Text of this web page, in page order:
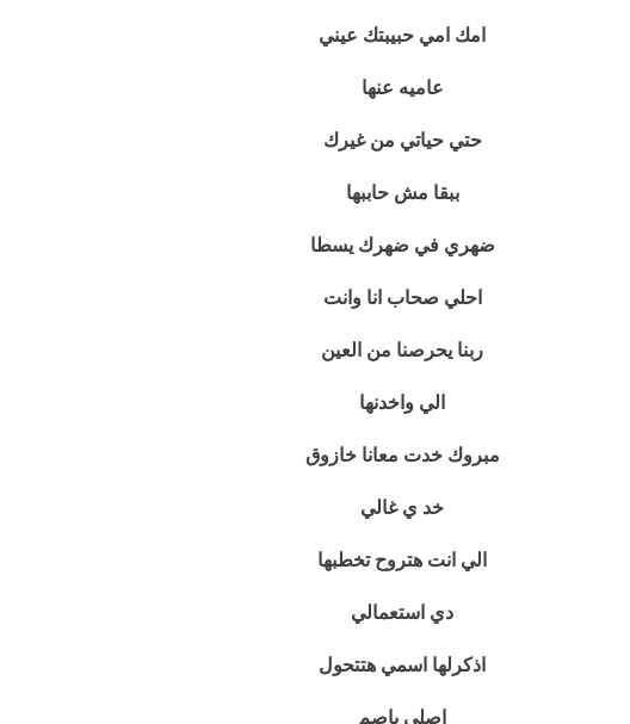
امك امي حبيبتك عيني
عاميه عنها
حتي حياتي من غيرك
ببقا مش حاببها
ضهري في ضهرك يسطا
احلي صحاب انا وانت
ربنا يحرصنا من العين
الي واخدنها
مبروك خدت معانا خازوق
خد ي غالي
الي انت هتروح تخطبها
دي استعمالي
اذكرلها اسمي هتتحول
اصلي باصم